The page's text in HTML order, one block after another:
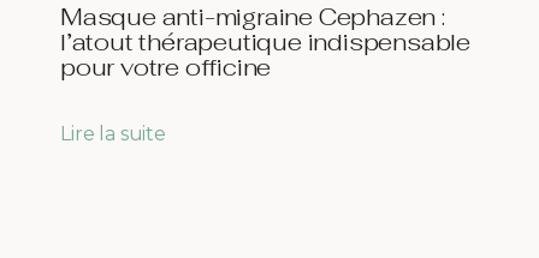
Masque anti-migraine Cephazen :
l’atout thérapeutique indispensable
pour votre officine
Lire la suite